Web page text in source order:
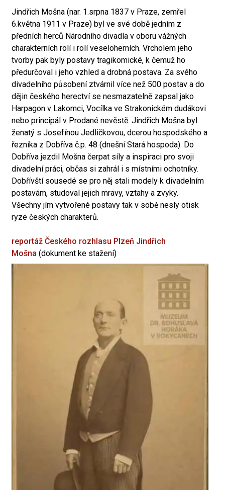
Jindřich Mošna (nar. 1.srpna 1837 v Praze, zemřel
6.května 1911 v Praze) byl ve své době jedním z
předních herců Národního divadla v oboru vážných
charakterních rolí i rolí veseloherních. Vrcholem jeho
tvorby pak byly postavy tragikomické, k čemuž ho
předurčoval i jeho vzhled a drobná postava. Za svého
divadelního působení ztvárnil více než 500 postav a do
dějin českého herectví se nesmazatelně zapsal jako
Harpagon v Lakomci, Vocílka ve Strakonickém dudákovi
nebo principál v Prodané nevěstě. Jindřich Mošna byl
ženatý s Josefínou Jedličkovou, dcerou hospodského a
řezníka z Dobříva č.p. 48 (dnešní Stará hospoda). Do
Dobříva jezdil Mošna čerpat síly a inspiraci pro svoji
divadelní práci, občas si zahrál i s místními ochotníky.
Dobřívští sousedé se pro něj stali modely k divadelním
postavám, studoval jejich mravy, vztahy a zvyky.
Všechny jím vytvořené postavy tak v sobě nesly otisk
ryze českých charakterů.
reportáž Českého rozhlasu Plzeň Jindřich
Mošna (dokument ke stažení)